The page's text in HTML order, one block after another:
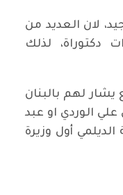
لان العديد من
دكتوراة، لذلك
لهم بالبنان
الوردي او عبد
الديلمي أول وزيرة